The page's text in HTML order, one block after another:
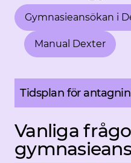
Gymnasieansökan i
Manual Dexter
Öppnas i
Tidsplan för
Vanliga